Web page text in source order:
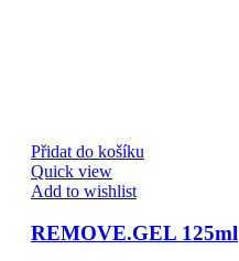
Přidat do košíku
Quick view
Add to wishlist
REMOVE.GEL 125ml